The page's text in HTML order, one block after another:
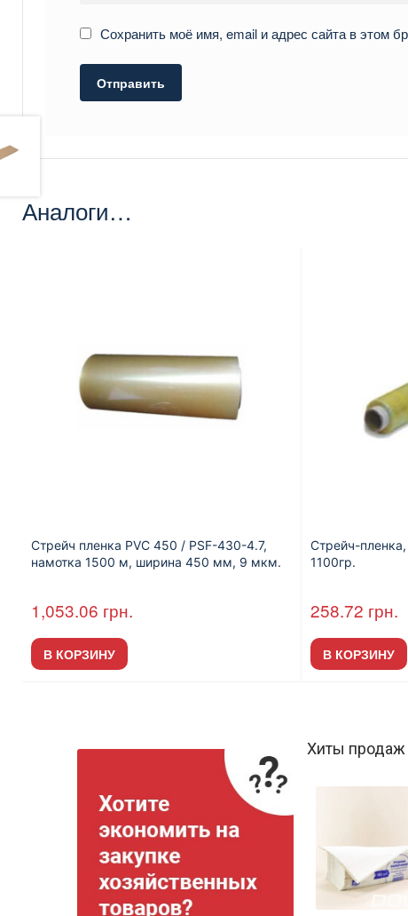
Сохранить моё имя, email и адрес сайта в этом
Аналоги…
Стрейч пленка PVC 450 / PSF-430-4.7,
намотка 1500 м, ширина 450 мм, 9 мкм.
1,053.06 грн.
В КОРЗИНУ
Стрейч-
1100гр.
258.72 грн.
В КОРЗИНУ
Хиты продаж